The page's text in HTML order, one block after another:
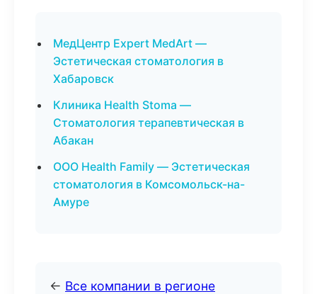
МедЦентр Expert MedArt —
Эстетическая стоматология в
Хабаровск
Клиника Health Stoma —
Стоматология терапевтическая в
Абакан
ООО Health Family — Эстетическая
стоматология в Комсомольск-на-
Амуре
← Все компании в регионе